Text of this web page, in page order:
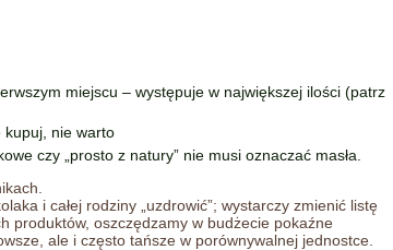
miejscu – występuje w największej ilości (patrz
kupuj, nie warto
czy „prosto z natury” nie musi oznaczać masła.
i całej rodziny „uzdrowić”; wystarczy zmienić listę
produktów, oszczędzamy w budżecie pokaźne
ale i często tańsze w porównywalnej jednostce.